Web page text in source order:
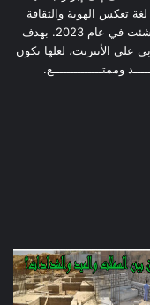
تعكس الهوية والثقافة
وتحوّل الفراغات إلى مساحات نابضة بالحياة. أنشئت في عام 2023. بهدف
على الأنترنت، لعلها تكون
وممتــــــــــــــع.